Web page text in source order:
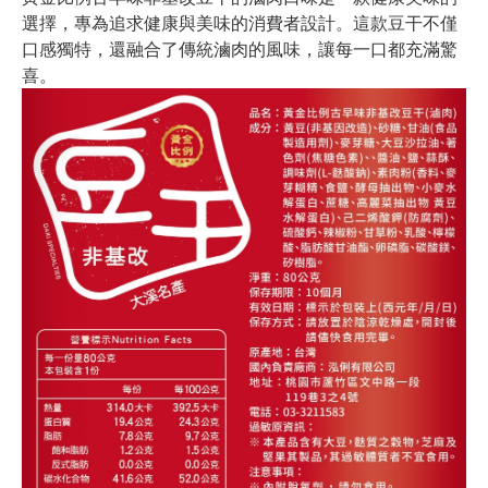
選擇，專為追求健康與美味的消費者設計。這款豆干不僅
口感獨特，還融合了傳統滷肉的風味，讓每一口都充滿驚
喜。